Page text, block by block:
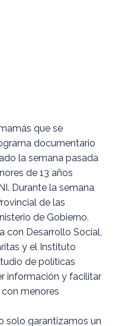
que se
documentario
la semana pasada
de 13 años
Durante la semana
de las
de Gobierno,
con Desarrollo Social,
y el Instituto
de políticas
información y facilitar
menores
solo garantizamos un